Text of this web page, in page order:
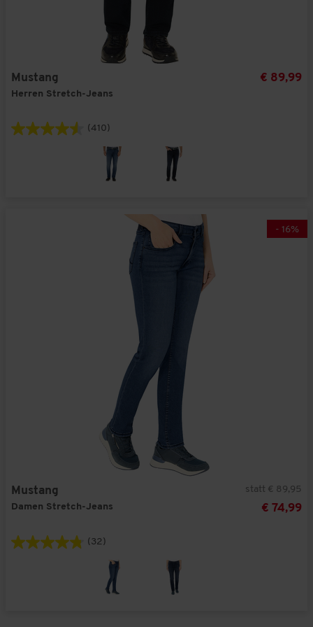
Mustang
Herren Stretch-Jeans
€ 89,99
(410)
- 16%
Mustang
Damen Stretch-Jeans
statt € 89,95
€ 74,99
(32)